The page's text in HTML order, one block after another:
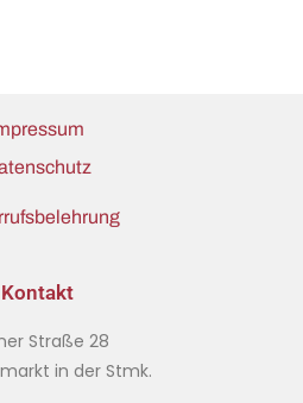
Kontakt
Straße 28
in der Stmk.